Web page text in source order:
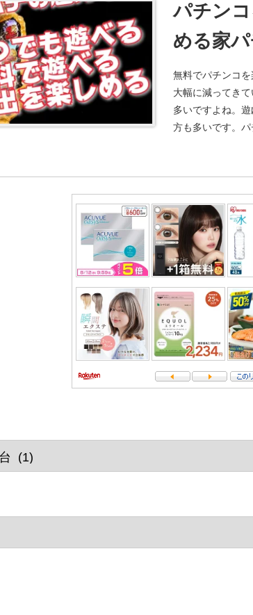
パチン
める家パ
無料でパチンコ
大幅に減ってき
多いですよね。
方も多いです。パ